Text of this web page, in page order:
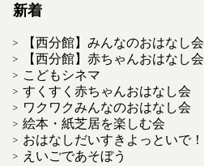
新着
【西分館】みんなのおはなし会
【西分館】赤ちゃんおはなし会
こどもシネマ
すくすく赤ちゃんおはなし会
ワクワクみんなのおはなし会
絵本・紙芝居を楽しむ会
おはなしだいすきよっといで！
えいごであそぼう